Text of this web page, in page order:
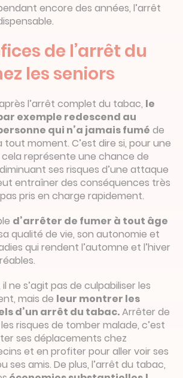
encore des années, l’arrêt
de l’arrêt du
les seniors
l’arrêt complet du tabac, le
exemple redescend au
qui n’a jamais fumé de
tout moment. C’est dire si, pour une
représente une chance de
ses risques d’une attaque
entraîner des conséquences très
pas pris en charge rapidement.
d’arrêter de fumer à tout âge
qualité de vie, son autonomie et
qui rendent l’automne et l’hiver
ne s’agit pas de culpabiliser les
mais de leur montrer les
d’un arrêt du tabac.Arrêter de
risques de tomber malade, c’est
ses déplacements chez
et en profiter pour aller voir ses
ses amis. De plus, l’arrêt du tabac,